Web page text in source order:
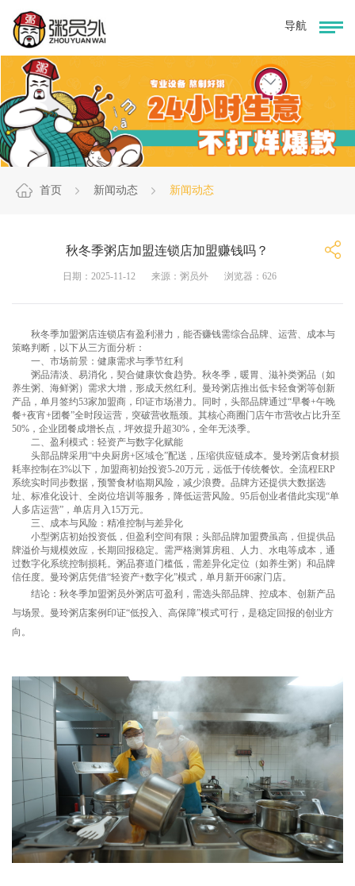
首页 新闻动态 新闻动态
秋冬季粥店加盟连锁店加盟赚钱吗？
日期：2025-11-12 来源：粥员外 浏览器：626
秋冬季加盟粥店连锁店有盈利潜力，能否赚钱需综合品牌、运营、成本与
策略判断，以下从三方面分析：
一、市场前景：健康需求与季节红利
粥品清淡、易消化，契合健康饮食趋势。秋冬季，暖胃、滋补类粥品（如
养生粥、海鲜粥）需求大增，形成天然红利。曼玲粥店推出低卡轻食粥等创新
产品，单月签约53家加盟商，印证市场潜力。同时，头部品牌通过“早餐+午晚
餐+夜宵+团餐”全时段运营，突破营收瓶颈。其核心商圈门店午市营收占比升至
50%，企业团餐成增长点，坪效提升超30%，全年无淡季。
二、盈利模式：轻资产与数字化赋能
头部品牌采用“中央厨房+区域仓”配送，压缩供应链成本。曼玲粥店食材损
耗率控制在3%以下，加盟商初始投资5-20万元，远低于传统餐饮。全流程ERP
系统实时同步数据，预警食材临期风险，减少浪费。品牌方还提供大数据选
址、标准化设计、全岗位培训等服务，降低运营风险。95后创业者借此实现“单
人多店运营”，单店月入15万元。
三、成本与风险：精准控制与差异化
小型粥店初始投资低，但盈利空间有限；头部品牌加盟费虽高，但提供品
牌溢价与规模效应，长期回报稳定。需严格测算房租、人力、水电等成本，通
过数字化系统控制损耗。粥品赛道门槛低，需差异化定位（如养生粥）和品牌
信任度。曼玲粥店凭借“轻资产+数字化”模式，单月新开66家门店。
结论： 秋冬季加盟粥员外粥店可盈利，需选头部品牌、控成本、创新产品
与场景。曼玲粥店案例印证“低投入、高保障”模式可行，是稳定回报的创业方
向。